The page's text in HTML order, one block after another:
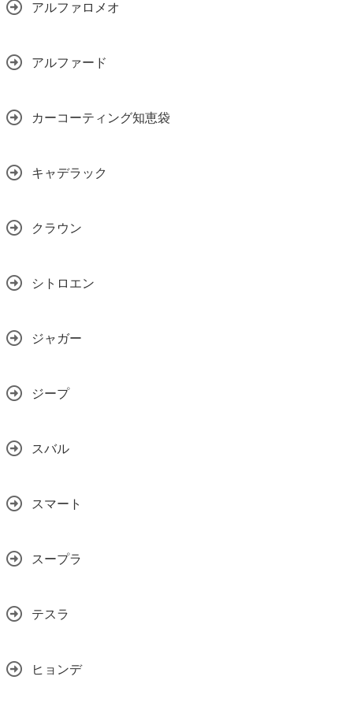
アルファロメオ
アルファード
カーコーティング知恵袋
キャデラック
クラウン
シトロエン
ジャガー
ジープ
スバル
スマート
スープラ
テスラ
ヒョンデ